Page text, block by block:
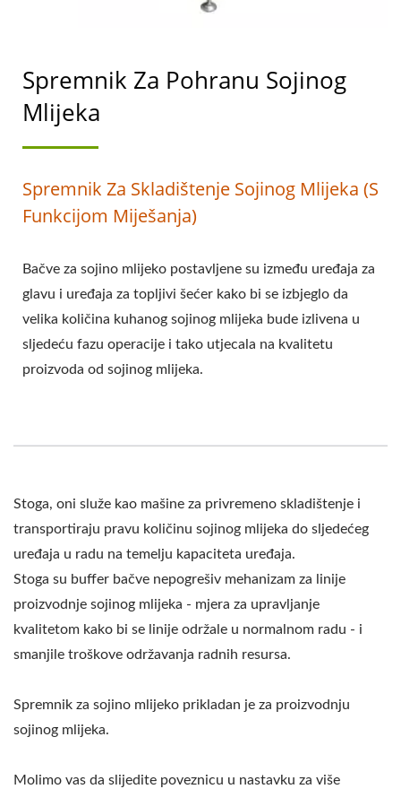
Spremnik Za Pohranu Sojinog
Mlijeka
Spremnik Za Skladištenje Sojinog Mlijeka (s
Funkcijom Miješanja)
Bačve za sojino mlijeko postavljene su između uređaja za
glavu i uređaja za topljivi šećer kako bi se izbjeglo da
velika količina kuhanog sojinog mlijeka bude izlivena u
sljedeću fazu operacije i tako utjecala na kvalitetu
proizvoda od sojinog mlijeka.
Stoga, oni služe kao mašine za privremeno skladištenje i
transportiraju pravu količinu sojinog mlijeka do sljedećeg
uređaja u radu na temelju kapaciteta uređaja.
Stoga su buffer bačve nepogrešiv mehanizam za linije
proizvodnje sojinog mlijeka - mjera za upravljanje
kvalitetom kako bi se linije održale u normalnom radu - i
smanjile troškove održavanja radnih resursa.
Spremnik za sojino mlijeko prikladan je za proizvodnju
sojinog mlijeka.
Molimo vas da slijedite poveznicu u nastavku za više